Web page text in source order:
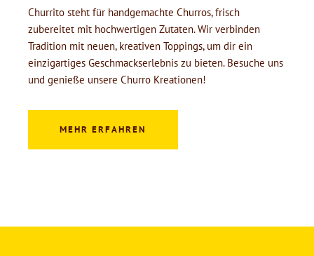
Churrito steht für handgemachte Churros, frisch
zubereitet mit hochwertigen Zutaten. Wir verbinden
Tradition mit neuen, kreativen Toppings, um dir ein
einzigartiges Geschmackserlebnis zu bieten. Besuche uns
und genieße unsere Churro Kreationen!
MEHR ERFAHREN